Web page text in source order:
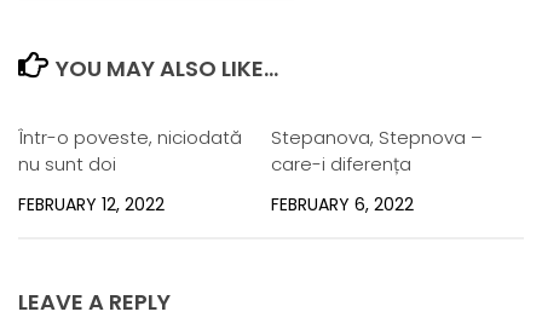
YOU MAY ALSO LIKE...
Într-o poveste, niciodată
nu sunt doi
FEBRUARY 12, 2022
Stepanova, Stepnova –
care-i diferența
FEBRUARY 6, 2022
LEAVE A REPLY